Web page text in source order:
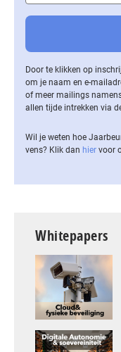
Door te klikken op
om je naam en e-
of meer mailings
allen tijde intrekken via
Wil je weten hoe
vens? Klik dan hier voor
Whitepapers